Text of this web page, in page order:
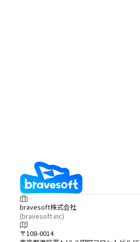
bravesoft株式会社
(bravesoft inc)
〒108-0014